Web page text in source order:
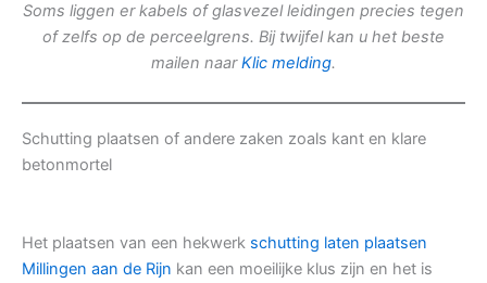
Soms liggen er kabels of glasvezel leidingen precies tegen
of zelfs op de perceelgrens. Bij twijfel kan u het beste
mailen naarKlic melding.
Schutting plaatsen of andere zaken zoals kant en klare
betonmortel
Het plaatsen van een hekwerk schutting laten plaatsen
Millingen aan de Rijn kan een moeilijke klus zijn en het is